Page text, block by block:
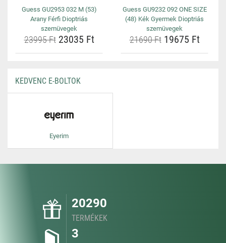
Guess GU2953 032 M (53)
Arany Férfi Dioptriás
szemüvegek
23995 Ft23035 Ft
Guess GU9232 092 ONE SIZE
(48) Kék Gyermek Dioptriás
szemüvegek
21690 Ft19675 Ft
KEDVENC E-BOLTOK
Eyerim
20290
TERMÉKEK
3